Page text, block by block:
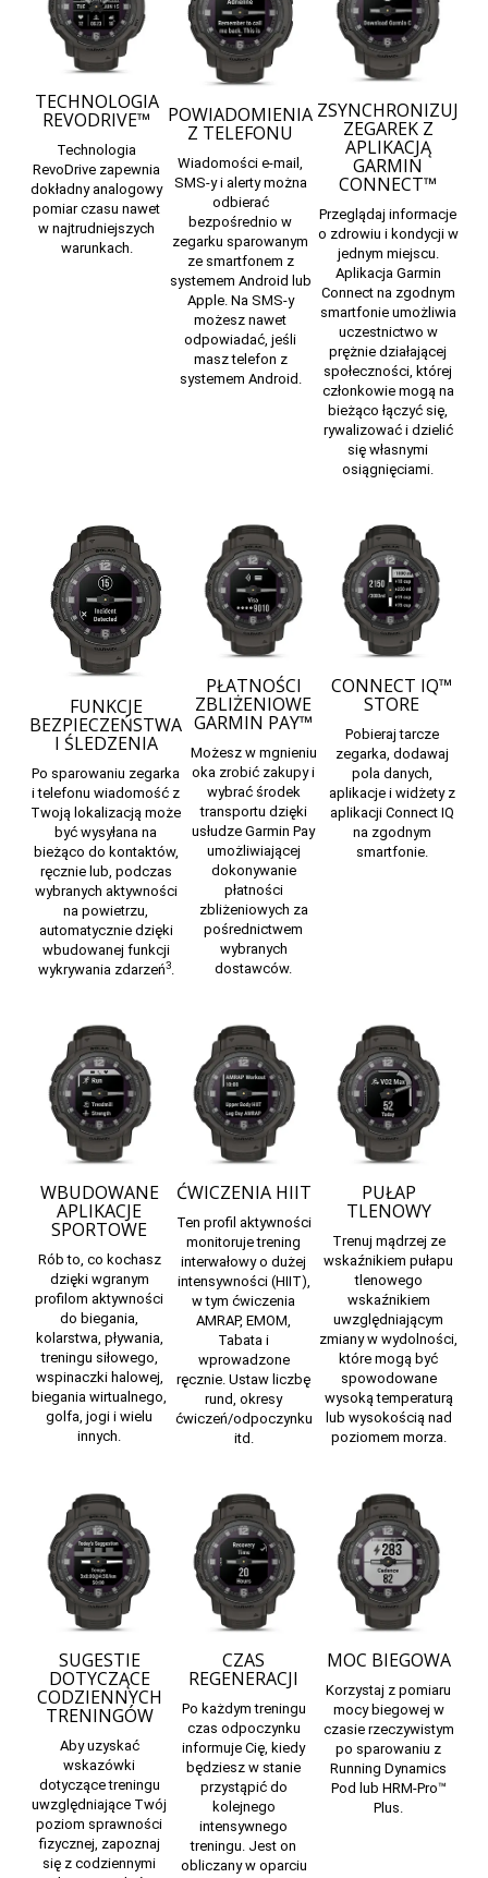
TECHNOLOGIA
REVODRIVE™
Technologia
RevoDrive zapewnia
dokładny analogowy
pomiar czasu nawet
w najtrudniejszych
warunkach.
POWIADOMIENIA
Z TELEFONU
Wiadomości e-mail,
SMS-y i alerty można
odbierać
bezpośrednio w
zegarku sparowanym
ze smartfonem z
systemem Android lub
Apple. Na SMS-y
możesz nawet
odpowiadać, jeśli
masz telefon z
systemem Android.
ZSYNCHRONIZUJ
ZEGAREK Z
APLIKACJĄ
GARMIN
CONNECT™
Przeglądaj informacje
o zdrowiu i kondycji w
jednym miejscu.
Aplikacja Garmin
Connectna zgodnym
smartfonie umożliwia
uczestnictwo w
prężnie działającej
społeczności, której
członkowie mogą na
bieżąco łączyć się,
rywalizować i dzielić
się własnymi
osiągnięciami.
FUNKCJE
BEZPIECZEŃSTWA
I ŚLEDZENIA
Po sparowaniu zegarka
i telefonu wiadomość z
Twoją lokalizacją może
być wysyłana na
bieżąco do kontaktów,
ręcznie lub, podczas
wybranych aktywności
na powietrzu,
automatycznie dzięki
wbudowanej funkcji
wykrywania zdarzeń3.
PŁATNOŚCI
ZBLIŻENIOWE
GARMIN PAY™
Możesz w mgnieniu
oka zrobić zakupy i
wybrać środek
transportu dzięki
usłudze Garmin Pay
umożliwiającej
dokonywanie
płatności
zbliżeniowych za
pośrednictwem
wybranych
dostawców.
CONNECT IQ™
STORE
Pobieraj tarcze
zegarka, dodawaj
pola danych,
aplikacje i widżety z
aplikacji Connect IQ
na zgodnym
smartfonie.
WBUDOWANE
APLIKACJE
SPORTOWE
Rób to, co kochasz
dzięki wgranym
profilom aktywności
do biegania,
kolarstwa, pływania,
treningu siłowego,
wspinaczki halowej,
biegania wirtualnego,
golfa, jogi i wielu
innych.
ĆWICZENIA HIIT
Ten profil aktywności
monitoruje trening
interwałowy o dużej
intensywności (HIIT),
w tym ćwiczenia
AMRAP, EMOM,
Tabata i
wprowadzone
ręcznie. Ustaw liczbę
rund, okresy
ćwiczeń/odpoczynku
itd.
PUŁAP
TLENOWY
Trenuj mądrzej ze
wskaźnikiem pułapu
tlenowego
wskaźnikiem
uwzględniającym
zmiany w wydolności,
które mogą być
spowodowane
wysoką temperaturą
lub wysokością nad
poziomem morza.
SUGESTIE
DOTYCZĄCE
CODZIENNYCH
TRENINGÓW
Aby uzyskać
wskazówki
dotyczące treningu
uwzględniające Twój
poziom sprawności
fizycznej, zapoznaj
się z codziennymi
CZAS
REGENERACJI
Po każdym treningu
czas odpoczynku
informuje Cię, kiedy
będziesz w stanie
przystąpić do
kolejnego
intensywnego
treningu. Jest on
obliczany w oparciu
MOC BIEGOWA
Korzystaj z pomiaru
mocy biegowej w
czasie rzeczywistym
po sparowaniu z
Running Dynamics
Pod lub HRM-Pro™
Plus.